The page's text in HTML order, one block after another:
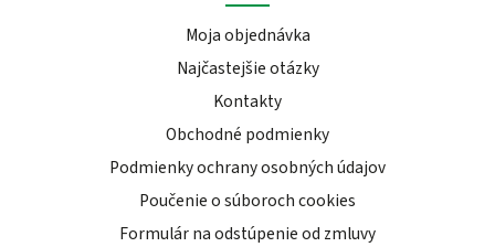
Moja objednávka
Najčastejšie otázky
Kontakty
Obchodné podmienky
Podmienky ochrany osobných údajov
Poučenie o súboroch cookies
Formulár na odstúpenie od zmluvy